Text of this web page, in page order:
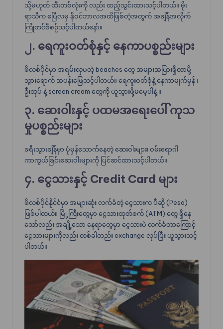
သို့မဟုတ် ထီးတစ်လုံးကို လည်း ထည့်သွင်းထားသင့်ပါတယ်။ မိုး
ရာသီက ဧပြီလမှ နိုဝင်ဘာလအထိဖြစ်တဲ့အတွက် အချိန်အလိုက်
ကြိုတင်စီစဉ်သင့်ပါတယ်နော်။
၂. ရေကူးဝတ်စုံနှင့် နေကာပစ္စည်းများ
ဖိလစ်ပိုင်မှာ အရမ်းလှပတဲ့ beaches တွေ အများအပြားရှိတာမို့
သွားရောက် အပန်းဖြေသင့်ပါတယ်။ ရေကူးဝတ်စုံနဲ့ နေကာမျက်မှန် ၊
ဦးထုပ် နဲ့ screen cream တွေကို ယူသွားဖို့မမေ့ပါနဲ့ ။
၃. ဆေးဝါးနှင့် ပထမအရေးပေါ် ကုသ
မှုပစ္စည်းများ
ခရီးသွားချိန်မှာ ပုံမှန်သောက်နေတဲ့ ဆေးဝါးများ၊ ဝမ်းရောဂါ
ကာကွယ်ခြင်းဆေးဝါးများကို ပြင်ဆင်ထားသင့်ပါတယ်။
၄. ငွေသားနှင့် Credit Card များ
ဖိလစ်ပိုင်နိုင်ငံမှာ အများဆုံး လက်ခံတဲ့ ငွေသားက ပီဆို (Peso)
ဖြစ်ပါတယ်။ မြို့ကြီးတွေမှာ ငွေသားထုတ်စက် (ATM) တွေ ရှိနေ
သော်လည်း အချို့သော နေရာတွေမှာ ငွေသားပဲ လက်ခံတာကြောင့်
ငွေသားများကိုလည်း တစ်ခါတည်း exchange လုပ်ပြီး ယူသွားသင့်
ပါတယ်။